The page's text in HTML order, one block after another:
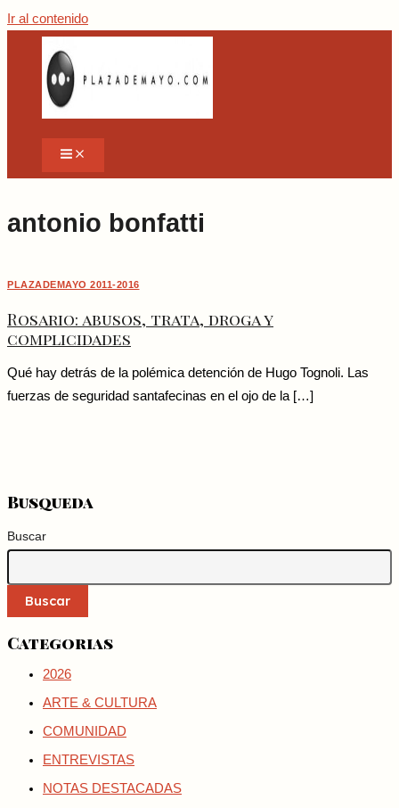
Ir al contenido
antonio bonfatti
PLAZADEMAYO 2011-2016
Rosario: abusos, trata, droga y
complicidades
Qué hay detrás de la polémica detención de Hugo Tognoli. Las
fuerzas de seguridad santafecinas en el ojo de la […]
Busqueda
Buscar
Buscar
Categorias
2026
ARTE & CULTURA
COMUNIDAD
ENTREVISTAS
NOTAS DESTACADAS